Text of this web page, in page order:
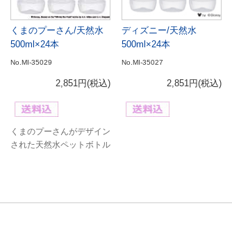
くまのプーさん/天然水
500ml×24本
No.MI-35029
2,851円(税込)
くまのプーさんがデザイン
された天然水ペットボトル
ディズニー/天然水
500ml×24本
No.MI-35027
2,851円(税込)